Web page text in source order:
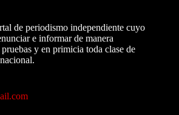
de periodismo independiente cuyo
e informar de manera
y en primicia toda clase de